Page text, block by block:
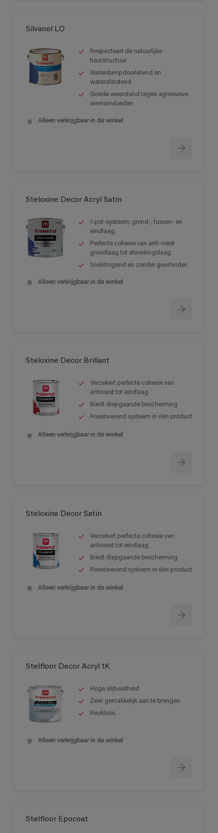
Silvanol LO
Respecteert de natuurlijke
houtstructuur
Waterdampdoorlatend en
waterafstotend
Goede weerstand tegen agressieve
weersinvloeden
Alleen verkrijgbaar in de winkel
Steloxine Decor Acryl Satin
1-pot-systeem: grond-, tussen- en
eindlaag.
Perfecte cohesie van anti-roest
grondlaag tot afwerkingslaag.
Sneldrogend en zonder geurhinder.
Alleen verkrijgbaar in de winkel
Steloxine Decor Brillant
Verzekert perfecte cohesie van
antiroest tot eindlaag
Biedt diepgaande bescherming
Roestwerend systeem in één product
Alleen verkrijgbaar in de winkel
Steloxine Decor Satin
Verzekert perfecte cohesie van
antiroest tot eindlaag
Biedt diepgaande bescherming
Roestwerend systeem in één product
Alleen verkrijgbaar in de winkel
Stelfloor Decor Acryl 1K
Hoge slijtvastheid
Zeer gemakkelijk aan te brengen
Reukloos.
Alleen verkrijgbaar in de winkel
Stelfloor Epocoat